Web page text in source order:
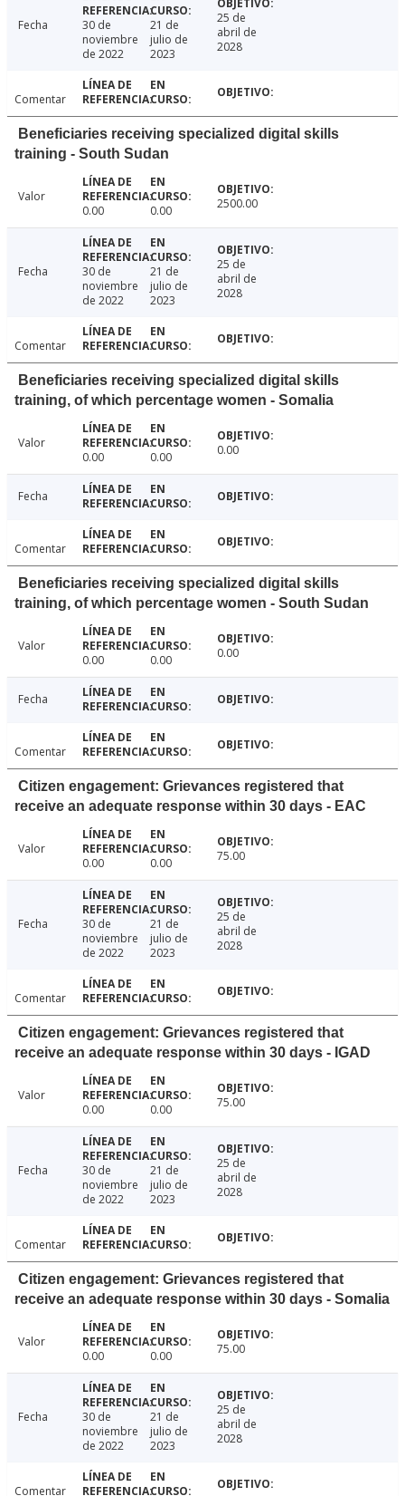
Fecha
30 de
noviembre
de 2022
21 de
julio de
2023
25 de
abril de
2028
Comentar
Beneficiaries receiving specialized digital skills
training - South Sudan
Valor
0.00
0.00 2500.00
Fecha
30 de
noviembre
de 2022
21 de
julio de
2023
25 de
abril de
2028
Comentar
Beneficiaries receiving specialized digital skills
training, of which percentage women - Somalia
Valor
0.00
0.00 0.00
Fecha
Comentar
Beneficiaries receiving specialized digital skills
training, of which percentage women - South Sudan
Valor
0.00
0.00 0.00
Fecha
Comentar
Citizen engagement: Grievances registered that
receive an adequate response within 30 days - EAC
Valor
0.00
0.00 75.00
Fecha
30 de
noviembre
de 2022
21 de
julio de
2023
25 de
abril de
2028
Comentar
Citizen engagement: Grievances registered that
receive an adequate response within 30 days - IGAD
Valor
0.00
0.00 75.00
Fecha
30 de
noviembre
de 2022
21 de
julio de
2023
25 de
abril de
2028
Comentar
Citizen engagement: Grievances registered that
receive an adequate response within 30 days - Somalia
Valor
0.00
0.00 75.00
Fecha
30 de
noviembre
de 2022
21 de
julio de
2023
25 de
abril de
2028
Comentar